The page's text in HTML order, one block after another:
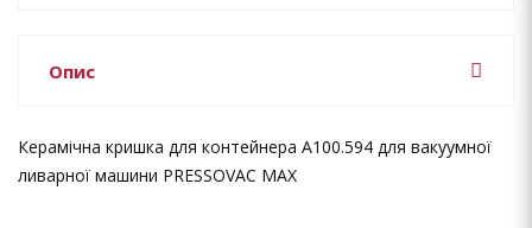
Опис
Керамічна кришка для контейнера A100.594 для вакуумної
ливарної машини PRESSOVAC MAX